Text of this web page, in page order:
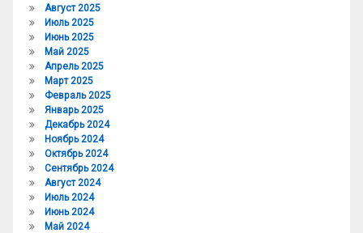
Август 2025
Июль 2025
Июнь 2025
Май 2025
Апрель 2025
Март 2025
Февраль 2025
Январь 2025
Декабрь 2024
Ноябрь 2024
Октябрь 2024
Сентябрь 2024
Август 2024
Июль 2024
Июнь 2024
Май 2024